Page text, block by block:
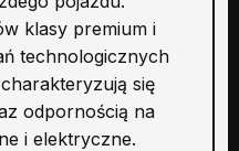
klasy premium i
technologicznych
się
odpornością na
i elektryczne.